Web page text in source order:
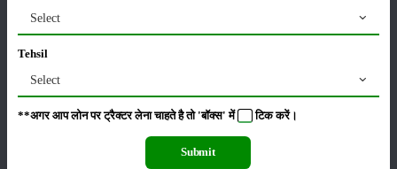
अधिक वृद्धि
01-May-2026
Select
Tehsil
Select
**अगर आप लोन पर ट्रैक्टर लेना चाहते है तो 'बॉक्स' में टिककरें।
Submit